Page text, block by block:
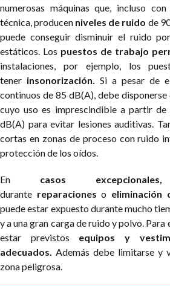
numerosas máquinas que, incluso
técnica, producen niveles de ruido de
puede conseguir disminuir el ruido
estáticos. Los puestos de trabajo
instalaciones, por ejemplo, los
tener insonorización. Si a pesar de
continuos de 85 dB(A), debe disponerse
cuyo uso es imprescindible a partir
dB(A) para evitar lesiones auditivas.
cortas en zonas de proceso con ruido
protección de los oídos.
En casos excepcionales,
durante reparaciones o eliminación
puede estar expuesto durante mucho
y a una gran carga de ruido y polvo. Para
estar previstos equipos y
adecuados. Además debe limitarse y
zona peligrosa.